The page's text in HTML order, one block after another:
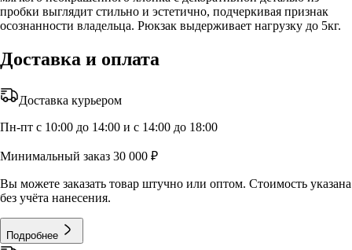
пробки выглядит стильно и эстетично, подчеркивая признак
осознанности владельца. Рюкзак выдерживает нагрузку до 5кг.
Доставка и оплата
Доставка курьером
Пн-пт с 10:00 до 14:00 и с 14:00 до 18:00
Минимальный заказ 30 000 ₽
Вы можете заказать товар штучно или оптом. Стоимость указана
без учёта нанесения.
Подробнее